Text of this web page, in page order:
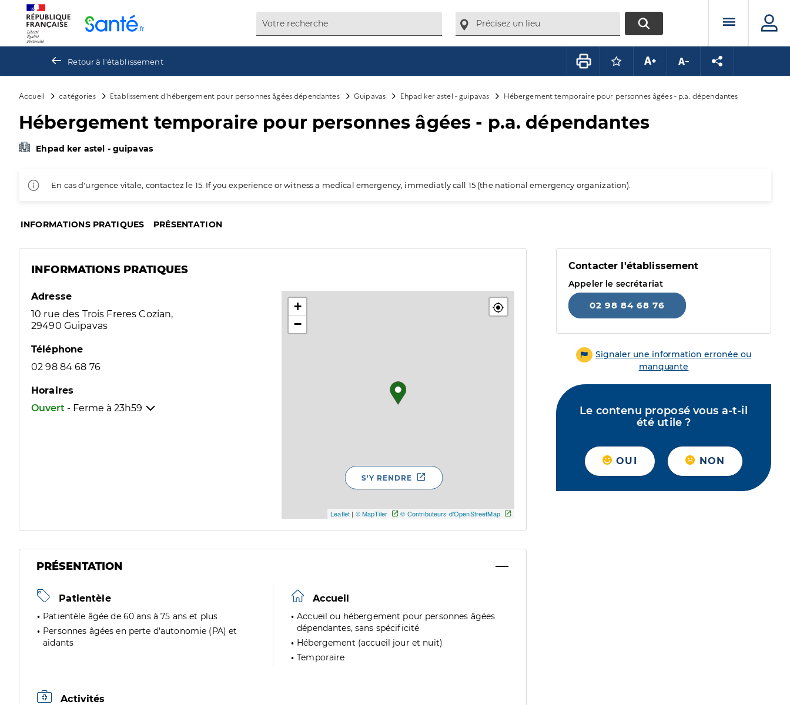
RECHERCHERMenu
Retour à l'établissement Connectez-vous pour mettre ce
Augmenter la taille du texte
Diminuer la taille du
Partager la
Accueil catégories Etablissement d'hébergement pour personnes âgées dépendantes Guipavas Ehpad ker astel - guipavas Hébergement temporaire pour personnes âgées - p.a. dépendantes
Hébergement temporaire pour personnes âgées - p.a. dépendantes
Ehpad ker astel - guipavas
En cas d'urgence vitale, contactez le 15. If you experience or witness a medical emergency, immediatly call 15 (the national emergency organization).
INFORMATIONS PRATIQUES PRÉSENTATION
INFORMATIONS PRATIQUES
Adresse
10 rue des Trois Freres Cozian,
29490 Guipavas
Téléphone
02 98 84 68 76
Horaires
Ouvert - Ferme à 23h59
+
−
Leaflet | © MapTiler © Contributeurs d'OpenStreetMap
S'Y RENDRE
PRÉSENTATION
Patientèle
Patientèle âgée de 60 ans à 75 ans et plus
Personnes âgées en perte d'autonomie (PA) et
aidants
Accueil
Accueil ou hébergement pour personnes âgées
dépendantes, sans spécificité
Hébergement (accueil jour et nuit)
Temporaire
Activités
Contacter l'établissement
Appeler le secrétariat
02 98 84 68 76
Signaler une information erronée ou
manquante
Le contenu proposé vous a-t-il
été utile ?
OUI NON
Panneau de gestion des cookies